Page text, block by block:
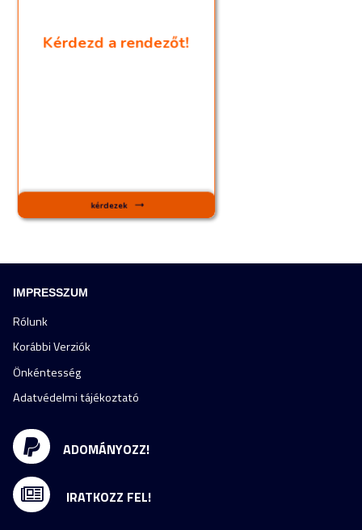
ADOMÁNYOZZ!
IRATKOZZ FEL!
IMPRESSZUM
Rólunk
Korábbi Verziók
Önkéntesség
Adatvédelmi tájékoztató